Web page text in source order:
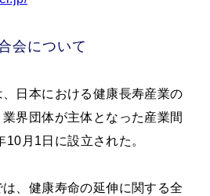
会について
日本における健康長寿産業の
界団体が主体となった産業間
月1日に設立された。
、健康寿命の延伸に関する全